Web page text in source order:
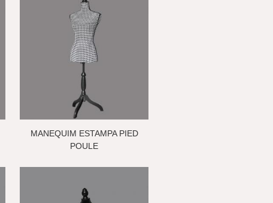
MANEQUIM ESTAMPA PIED
POULE